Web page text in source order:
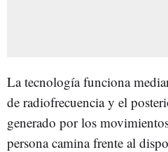
La tecnología funciona
de radiofrecuencia y el
generado por los
persona camina frente al